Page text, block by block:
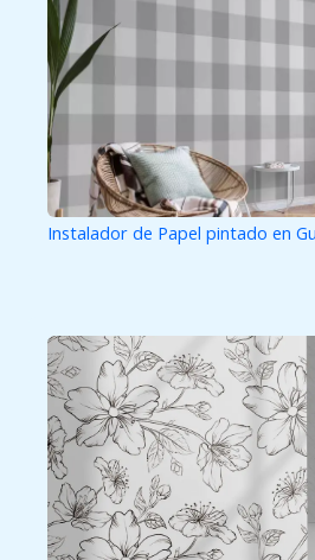
Instalador de Papel pintado en